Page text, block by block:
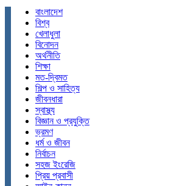
বাংলাদেশ
বিশ্ব
খেলাধুলা
বিনোদন
অর্থনীতি
শিক্ষা
মত-দ্বিমত
শিল্প ও সাহিত্য
জীবনধারা
স্বাস্থ্য
বিজ্ঞান ও প্রযুক্তি
ভ্রমণ
ধর্ম ও জীবন
নির্বাচন
সহজ ইংরেজি
প্রিয় প্রবাসী